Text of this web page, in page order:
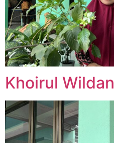
Khoirul Wildan